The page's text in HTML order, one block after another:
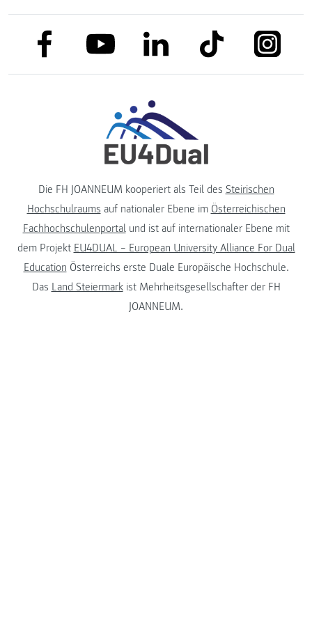
link to facebooklink to youtubelink to linkedinlink to tiktok
Die FH JOANNEUM kooperiert als Teil des Steirischen
Hochschulraums auf nationaler Ebene im Österreichischen
Fachhochschulenportalund ist auf internationaler Ebene mit
dem Projekt EU4DUAL – European University Alliance For Dual
Education Österreichs erste Duale Europäische Hochschule.
Das Land Steiermarkist Mehrheitsgesellschafter der FH
JOANNEUM.